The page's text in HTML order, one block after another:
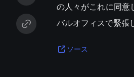
の人々がこれに同意
バルオフィスで緊張
ソース